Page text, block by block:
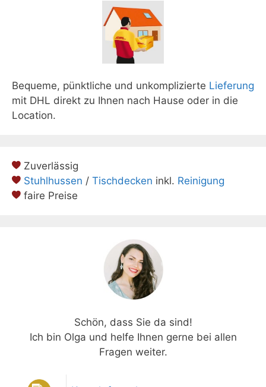
Bequeme, pünktliche und unkomplizierte Lieferung
mit DHL direkt zu Ihnen nach Hause oder in die
Location.
Zuverlässig
Stuhlhussen / Tischdecken inkl. Reinigung
faire Preise
Schön, dass Sie da sind!
Ich bin Olga und helfe Ihnen gerne bei allen
Fragen weiter.